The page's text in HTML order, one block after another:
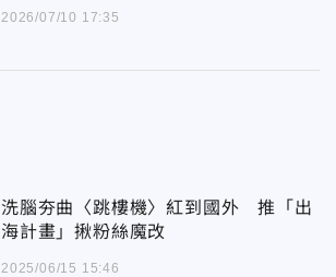
2026/07/10 17:35
洗腦夯曲〈跳樓機〉紅到國外 推「出
海計畫」揪粉絲魔改
2025/06/15 15:46